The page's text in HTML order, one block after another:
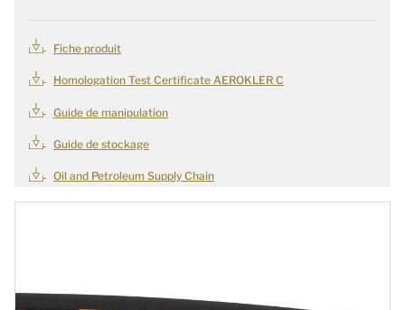
Fiche produit
Homologation Test Certificate AEROKLER C
Guide de manipulation
Guide de stockage
Oil and Petroleum Supply Chain